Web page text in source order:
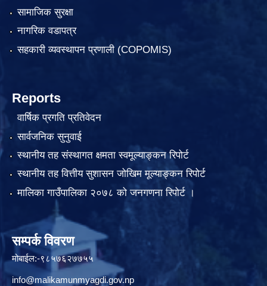
सामाजिक सुरक्षा
नागरिक वडापत्र
सहकारी व्यवस्थापन प्रणाली (COPOMIS)
Reports
वार्षिक प्रगति प्रतिवेदन
सार्वजनिक सुनुवाई
स्थानीय तह संस्थागत क्षमता स्वमूल्याङ्कन रिपोर्ट
स्थानीय तह वित्तीय सुशासन जोखिम मूल्याङ्कन रिपोर्ट
मालिका गाउँपालिका २०७८ को जनगणना रिपोर्ट ।
सम्पर्क विवरण
मोबाईल:-९८५७६२७७५५
info@malikamunmyagdi.gov.np